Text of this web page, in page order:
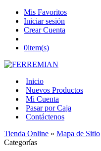
Mis Favoritos
Iniciar sesión
Crear Cuenta
0item(s)
Inicio
Nuevos Productos
Mi Cuenta
Pasar por Caja
Contáctenos
Tienda Online » Mapa de Sitio
Categorías